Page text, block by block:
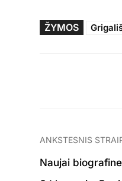
ŽYMOS
ANKSTESNIS
Naujai